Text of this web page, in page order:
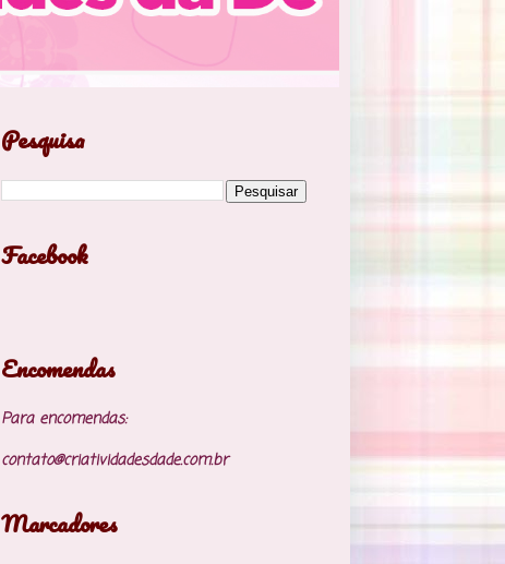
Pesquisa
Facebook
Encomendas
Para encomendas:
contato@criatividadesdade.com.br
Marcadores